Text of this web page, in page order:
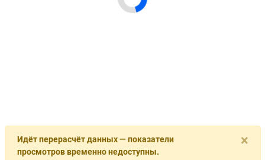
×
Идёт перерасчёт данных — показатели
просмотров временно недоступны.